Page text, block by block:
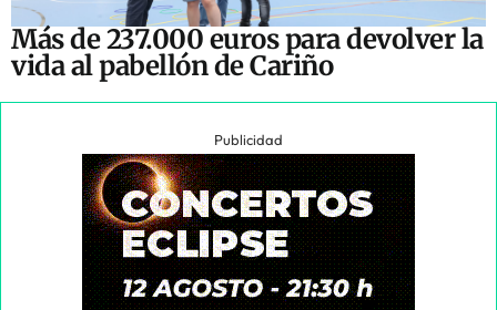
Más de 237.000 euros para devolver la
vida al pabellón de Cariño
Publicidad